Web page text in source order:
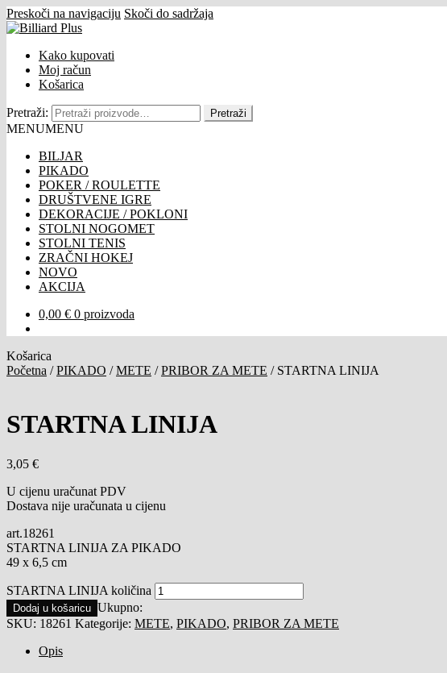
Preskoči na navigaciju Skoči do sadržaja
Kako kupovati
Moj račun
Košarica
Pretraži: Pretraži
MENUMENU
BILJAR
PIKADO
POKER / ROULETTE
DRUŠTVENE IGRE
DEKORACIJE / POKLONI
STOLNI NOGOMET
STOLNI TENIS
ZRAČNI HOKEJ
NOVO
AKCIJA
0,00 € 0 proizvoda
Košarica
Početna /PIKADO /METE /PRIBOR ZA METE / STARTNA LINIJA
STARTNA LINIJA
3,05 €
U cijenu uračunat PDV
Dostava nije uračunata u cijenu
art.18261
STARTNA LINIJA ZA PIKADO
49 x 6,5 cm
STARTNA LINIJA količina
Dodaj u košaricu Ukupno:
SKU: 18261 Kategorije: METE, PIKADO, PRIBOR ZA METE
Opis